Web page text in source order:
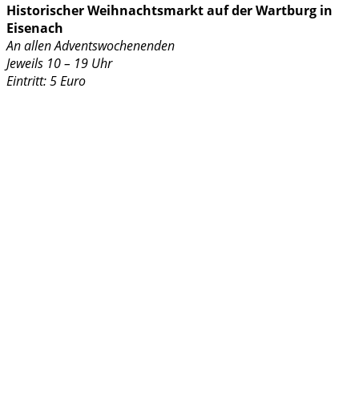
Historischer Weihnachtsmarkt auf der Wartburg in
Eisenach
An allen Adventswochenenden
Jeweils 10 – 19 Uhr
Eintritt: 5 Euro